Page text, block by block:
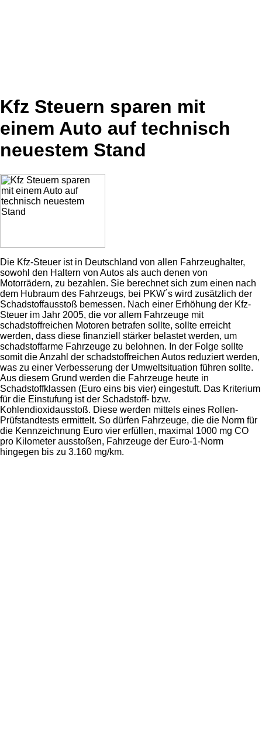
Kfz Steuern sparen mit
einem Auto auf technisch
neuestem Stand
Die Kfz-Steuer ist in Deutschland von allen Fahrzeughalter,
sowohl den Haltern von Autos als auch denen von
Motorrädern, zu bezahlen. Sie berechnet sich zum einen nach
dem Hubraum des Fahrzeugs, bei PKW´s wird zusätzlich der
Schadstoffausstoß bemessen. Nach einer Erhöhung der Kfz-
Steuer im Jahr 2005, die vor allem Fahrzeuge mit
schadstoffreichen Motoren betrafen sollte, sollte erreicht
werden, dass diese finanziell stärker belastet werden, um
schadstoffarme Fahrzeuge zu belohnen. In der Folge sollte
somit die Anzahl der schadstoffreichen Autos reduziert werden,
was zu einer Verbesserung der Umweltsituation führen sollte.
Aus diesem Grund werden die Fahrzeuge heute in
Schadstoffklassen (Euro eins bis vier) eingestuft. Das Kriterium
für die Einstufung ist der Schadstoff- bzw.
Kohlendioxidausstoß. Diese werden mittels eines Rollen-
Prüfstandtests ermittelt. So dürfen Fahrzeuge, die die Norm für
die Kennzeichnung Euro vier erfüllen, maximal 1000 mg CO
pro Kilometer ausstoßen, Fahrzeuge der Euro-1-Norm
hingegen bis zu 3.160 mg/km.